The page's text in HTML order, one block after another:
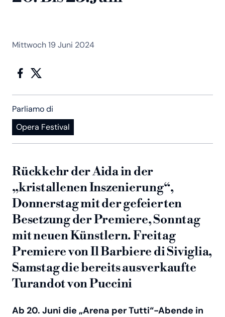
Mittwoch 19 Juni 2024
Parliamo di
Opera Festival
Rückkehr der Aida in der
„kristallenen Inszenierung“,
Donnerstag mit der gefeierten
Besetzung der Premiere, Sonntag
mit neuen Künstlern. Freitag
Premiere von Il Barbiere di Siviglia,
Samstag die bereits ausverkaufte
Turandot von Puccini
Ab 20. Juni die „Arena per Tutti“-Abende in